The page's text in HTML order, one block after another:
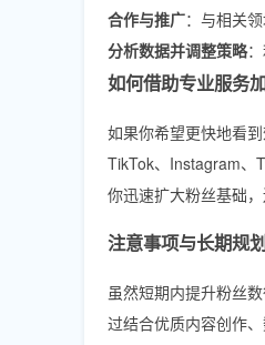
合作与推广：与相关
分析数据并调整策略
如何借助专业服务
如果你希望更快地看
TikTok、Instagram、
你迅速扩大粉丝基础
注意事项与长期规
虽然短期内提升粉丝
过结合优质内容创作